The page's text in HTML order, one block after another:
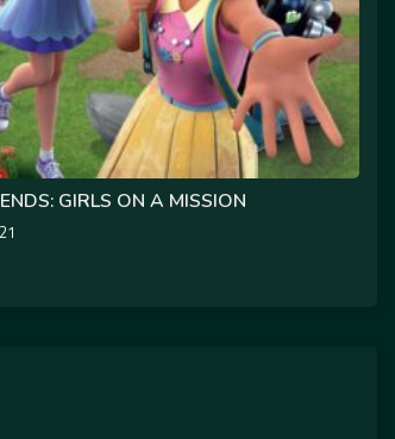
GIRLS ON A MISSION